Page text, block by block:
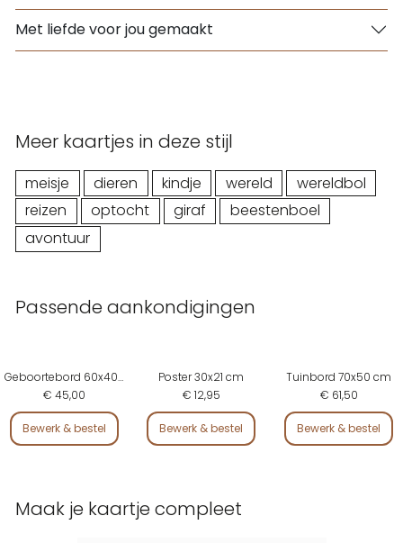
Met liefde voor jou gemaakt
Meer kaartjes in deze stijl
meisje dieren kindje wereld
wereldbol
reizen
optocht giraf
beestenboel
avontuur
Maak je kaartje compleet
Passende aankondigingen
Geboortebord 60x40 cm
€ 45,00
Bewerk & bestel
Poster 30x21 cm
€ 12,95
Bewerk & bestel
Tuinbord 70x50 cm
€ 61,50
Bewerk & bestel